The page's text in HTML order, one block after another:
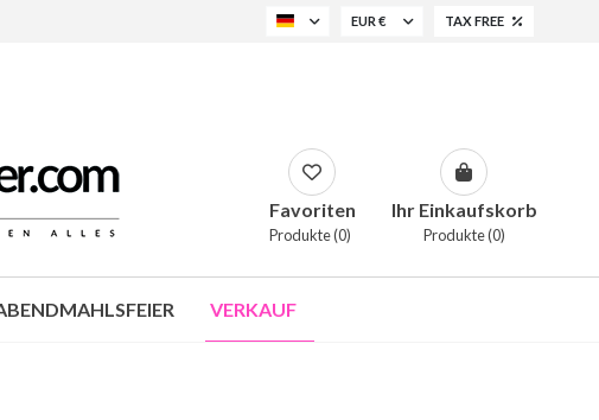
EUR € TAX FREE
Favoriten
Produkte (0)
Ihr Einkaufskorb
Produkte (0)
VERKAUF